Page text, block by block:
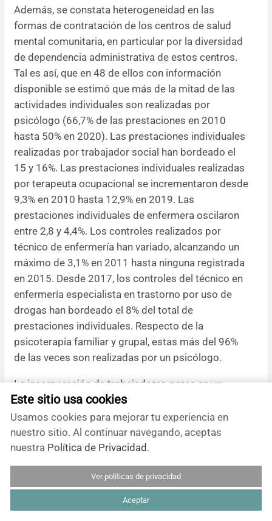
Este sitio usa cookies
Usamos cookies para mejorar tu experiencia en
nuestro sitio. Al continuar navegando, aceptas
nuestra Política de Privacidad.
Ver políticas de privacidad
Aceptar
Además, se constata heterogeneidad en las
formas de contratación de los centros de salud
mental comunitaria, en particular por la diversidad
de dependencia administrativa de estos centros.
Tal es así, que en 48 de ellos con información
disponible se estimó que más de la mitad de las
actividades individuales son realizadas por
psicólogo (66,7% de las prestaciones en 2010
hasta 50% en 2020). Las prestaciones individuales
realizadas por trabajador social han bordeado el
15 y 16%. Las prestaciones individuales realizadas
por terapeuta ocupacional se incrementaron desde
9,3% en 2010 hasta 12,9% en 2019. Las
prestaciones individuales de enfermera oscilaron
entre 2,8 y 4,4%. Los controles realizados por
técnico de enfermería han variado, alcanzando un
máximo de 3,1% en 2011 hasta ninguna registrada
en 2015. Desde 2017, los controles del técnico en
enfermería especialista en trastorno por uso de
drogas han bordeado el 8% del total de
prestaciones individuales. Respecto de la
psicoterapia familiar y grupal, estas más del 96%
de las veces son realizadas por un psicólogo.
La incorporación de trabajadores-pares es un
factor clave para el modelo de salud mental
comunitaria según proveedores y usuarios. Se
observó que en 2017 se incorporó el registro
administrativo de las prestaciones individuales
realizadas por “gestor comunitario”. Estas
prestaciones tuvieron la proporción más baja de
las realizadas por diversos integrantes del equipo,
alcanzando en 2020 un 0,25% de las prestaciones